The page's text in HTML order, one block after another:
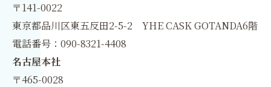
〒141-0022
東京都品川区東五反田2-5-2 YHE CASK GOTANDA6階
電話番号：090-8321-4408
名古屋本社
〒465-0028